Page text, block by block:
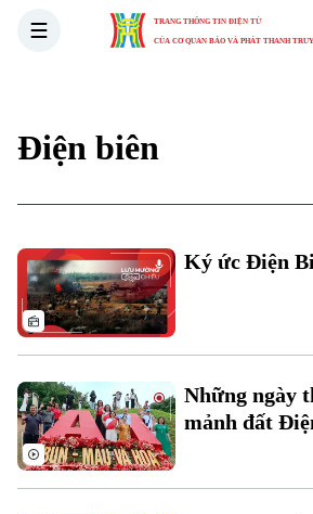
TRANG THÔNG TIN ĐIỆN TỬ
CỦA CƠ QUAN BÁO VÀ PHÁT THANH
Điện biên
Ký ức Điện
Những ngày
mảnh đất